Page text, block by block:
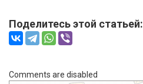
Поделитесь этой статьей:
Comments are disabled